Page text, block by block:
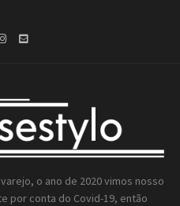
o ano de 2020 vimos nosso
por conta do Covid-19, então